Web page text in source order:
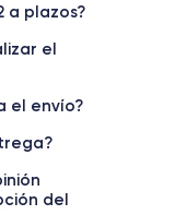
Frontal
20W
a plazos?
el
el envío?
del